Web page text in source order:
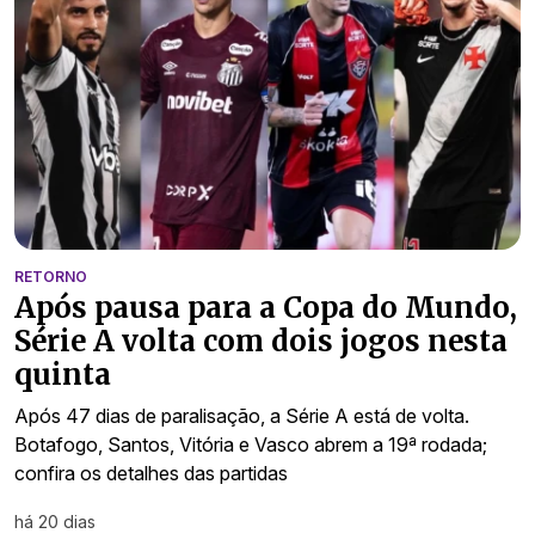
RETORNO
Após pausa para a Copa do Mundo,
Série A volta com dois jogos nesta
quinta
Após 47 dias de paralisação, a Série A está de volta.
Botafogo, Santos, Vitória e Vasco abrem a 19ª rodada;
confira os detalhes das partidas
há 20 dias